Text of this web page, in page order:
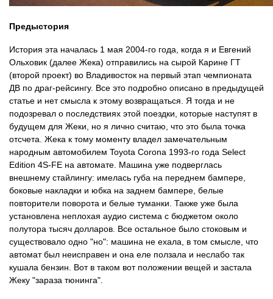
Предыстория
История эта началась 1 мая 2004-го года, когда я и Евгений
Ольховик (далее Жека) отправились на сырой Карине ГТ
(второй проект) во Владивосток на первый этап чемпионата
ДВ по драг-рейсингу. Все это подробно описано в предыдущей
статье и нет смысла к этому возвращаться. Я тогда и не
подозревал о последствиях этой поездки, которые наступят в
будущем для Жеки, но я лично считаю, что это была точка
отсчета. Жека к тому моменту владел замечательным
народным автомобилем Toyota Corona 1993-го года Select
Edition 4S-FE на автомате. Машина уже подверглась
внешнему стайлингу: имелась губа на переднем бампере,
боковые накладки и юбка на заднем бампере, белые
повторители поворота и белые туманки. Также уже была
установлена неплохая аудио система с бюджетом около
полутора тысяч долларов. Все остальное было стоковым и
существовало одно "но": машина не ехала, в том смысле, что
автомат был неисправен и она еле ползала и неслабо так
кушала бензин. Вот в таком вот положении вещей и застала
Жеку "зараза тюнинга".